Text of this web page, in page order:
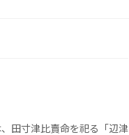
田寸津比賣命を祀る「辺津